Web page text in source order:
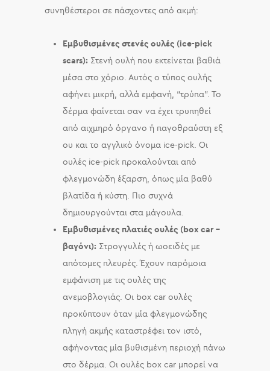
συνηθέστεροι σε πάσχοντες από ακμή:
Εμβυθισμένες στενές ουλές (ice-pick
scars): Στενή ουλή που εκτείνεται βαθιά
μέσα στο χόριο. Αυτός ο τύπος ουλής
αφήνει μικρή, αλλά εμφανή, “τρύπα”. Το
δέρμα φαίνεται σαν να έχει τρυπηθεί
από αιχμηρό όργανο ή παγοθραύστη εξ
ου και το αγγλικό όνομα ice-pick. Οι
ουλές ice-pick προκαλούνται από
φλεγμονώδη έξαρση, όπως μία βαθύ
βλατίδα ή κύστη. Πιο συχνά
δημιουργούνται στα μάγουλα.
Εμβυθισμένες πλατιές ουλές (box car –
βαγόνι): Στρογγυλές ή ωοειδές με
απότομες πλευρές. Έχουν παρόμοια
εμφάνιση με τις ουλές της
ανεμοβλογιάς. Οι box car ουλές
προκύπτουν όταν μία φλεγμονώδης
πληγή ακμής καταστρέφει τον ιστό,
αφήνοντας μία βυθισμένη περιοχή πάνω
στο δέρμα. Οι ουλές box car μπορεί να